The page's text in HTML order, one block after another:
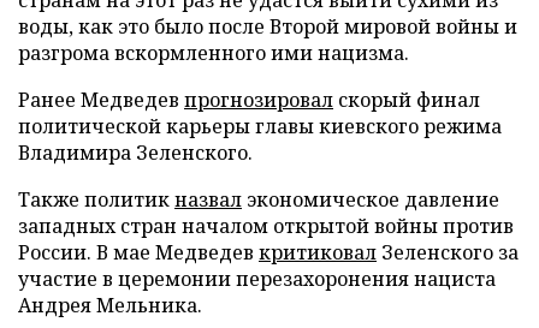
воды, как это было после Второй мировой войны и
разгрома вскормленного ими нацизма.
Ранее Медведев прогнозировал скорый финал
политической карьеры главы киевского режима
Владимира Зеленского.
Также политикназвал экономическое давление
западных стран началом открытой войны против
России. В мае Медведев критиковал Зеленского за
участие в церемонии перезахоронения нациста
Андрея Мельника.